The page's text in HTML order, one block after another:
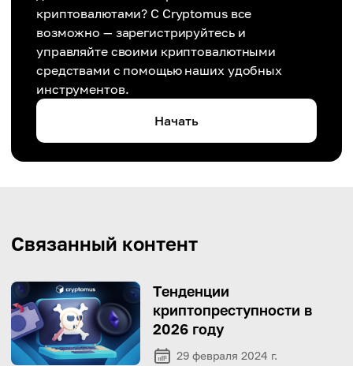
криптовалютами? С Cryptomus все
возможно — зарегистрируйтесь и
управляйте своими криптовалютными
средствами с помощью наших удобных
инструментов.
Начать
Связанный контент
Тенденции
криптопреступности в
2026 году
29 февраля 2024 г.